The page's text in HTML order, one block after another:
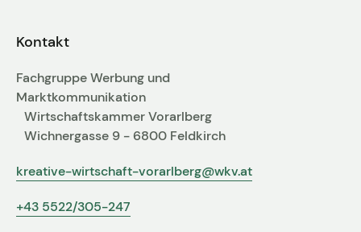
Kontakt
Fachgruppe Werbung und
Marktkommunikation
Wirtschaftskammer Vorarlberg
Wichnergasse 9 - 6800 Feldkirch
kreative-wirtschaft-vorarlberg@wkv.at
+43 5522/305-247